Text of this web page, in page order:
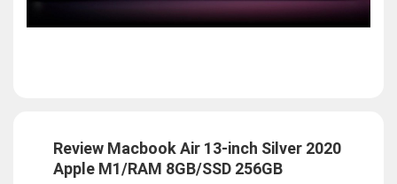
Review Macbook Air 13-inch Silver 2020
Apple M1/RAM 8GB/SSD 256GB